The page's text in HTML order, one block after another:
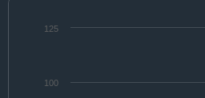
100
125